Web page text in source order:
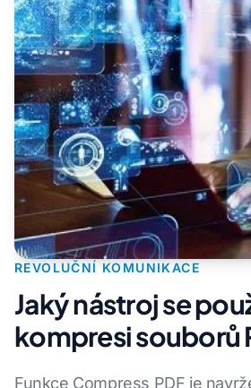
REVOLUČNÍ KOMUNIKACE
Jaký nástroj se
kompresi souborů
Funkce Compress PDF je